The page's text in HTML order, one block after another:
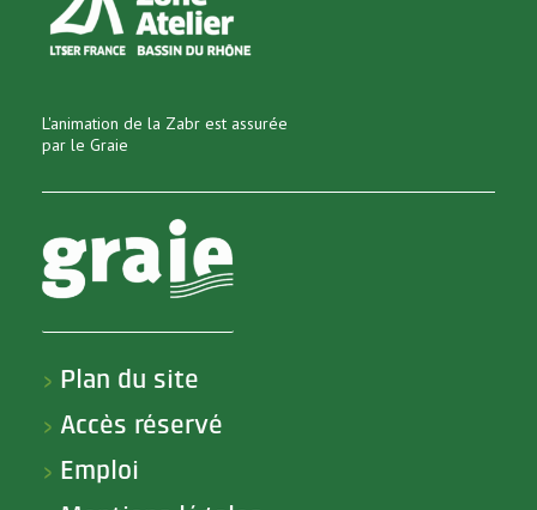
L'animation de la Zabr est assurée
par le Graie
> Plan du site
> Accès réservé
> Emploi